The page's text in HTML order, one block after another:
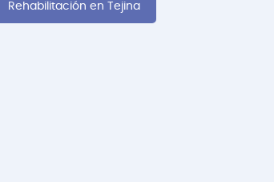
Rehabilitación en Tejina